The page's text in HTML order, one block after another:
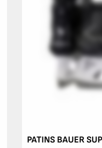
PATINS BAUER